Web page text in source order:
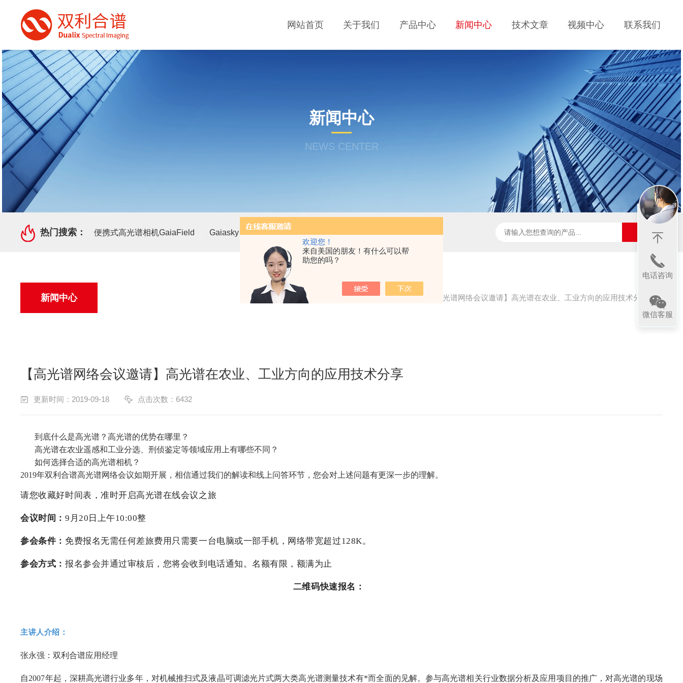
欢迎您！
来自美国的朋友！有什么可以帮
助您的吗？
网站首页 关于我们 产品中心 新闻中心 技术文章 视频中心 联系我们
新闻中心
NEWS CENTER
热门搜索： 便携式高光谱相机GaiaField Gaiasky mini3-VN无人机载高光谱成像系统 太阳光诱导叶绿素荧光测试系统 SpecVIEW高光谱
新闻中心 当前位置：首页 新闻中心 【高光谱网络会议邀请】高光谱在农业、工业方向的应用技术分享
【高光谱网络会议邀请】高光谱在农业、工业方向的应用技术分享
更新时间：2019-09-18 点击次数：6432
到底什么是高光谱？高光谱的优势在哪里？
高光谱在农业遥感和工业分选、刑侦鉴定等领域应用上有哪些不同？
如何选择合适的高光谱相机？
2019年双利合谱高光谱网络会议如期开展，相信通过我们的解读和线上问答环节，您会对上述问题有更深一步的理解。
请您收藏好时间表 ，准时开启高光谱在线会议之旅
会议时间： 9月20日上午10:00整
参会条件： 免费报名无需任何差旅费用只需要一台电脑或一部手机，网络带宽超过128K。
参会方式： 报名参会并通过审核后，您将会收到电话通知。名额有限，额满为止
二维码快速报名：
主讲人介绍：
张永强：双利合谱应用经理
自2007年起，深耕高光谱行业多年，对机械推扫式及液晶可调滤光片式两大类高光谱测量技术有*而全面的见解。参与高光谱相关行业数据分析及应用项目的推广，对高光谱的现场
电话咨询
微信客服